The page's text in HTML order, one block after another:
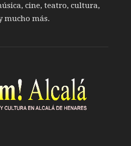
cine, teatro, cultura,
mucho más.